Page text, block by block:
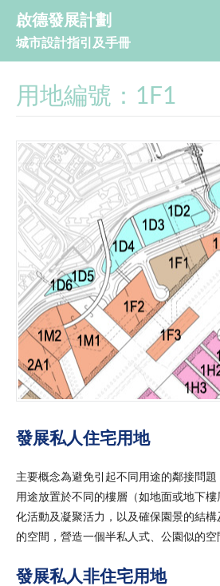
啟德發展計劃
城市設計指引及手冊
用地編號：1F1
發展私人住宅用地
主要概念為避免引起不同用途的鄰接問
用途放置於不同的樓層（如地面或地下
化活動及凝聚活力，以及確保園景的結
的空間，營造一個半私人式、公園似的空
發展私人非住宅用地